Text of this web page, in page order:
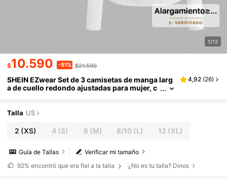
1/12
$10.590 -51% $21.590
SHEIN EZwear Set de 3 camisetas de manga larg
a de cuello redondo ajustadas para mujer, c
4,92 (26)
Talla US
2 (XS) 4(S) 6 (M) 8/10 (L) 12 (XL)
Verificar mi tamaño
Guía de Tallas
92% encontró que era fiel a la talla ¿No es tu talla? Dinos